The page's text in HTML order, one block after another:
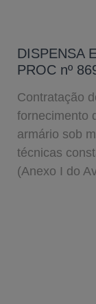
DISPENSA
PROC nº
Contratação
fornecimento
armário sob
técnicas
(Anexo I do